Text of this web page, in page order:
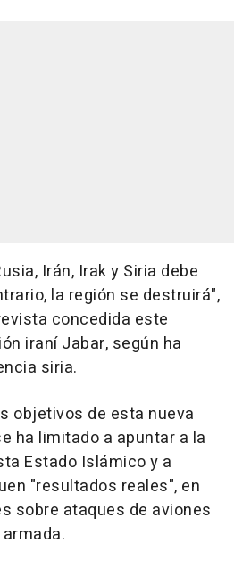
Irán, Irak y Siria debe
la región se destruirá",
concedida este
iraní Jabar, según ha
siria.
objetivos de esta nueva
ha limitado a apuntar a la
Estado Islámico y a
"resultados reales", en
sobre ataques de aviones